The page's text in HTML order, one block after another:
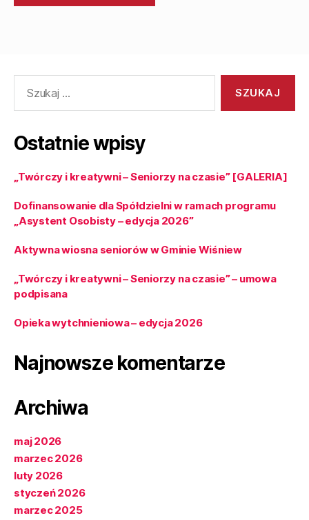
Ostatnie wpisy
„Twórczy i kreatywni – Seniorzy na czasie” [GALERIA]
Dofinansowanie dla Spółdzielni w ramach programu
„Asystent Osobisty – edycja 2026”
Aktywna wiosna seniorów w Gminie Wiśniew
„Twórczy i kreatywni – Seniorzy na czasie” – umowa
podpisana
Opieka wytchnieniowa – edycja 2026
Najnowsze komentarze
Archiwa
maj 2026
marzec 2026
luty 2026
styczeń 2026
marzec 2025